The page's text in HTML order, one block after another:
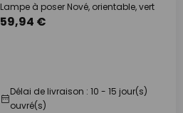
Lampe à poser Nové, orientable, vert
59,94 €
Délai de livraison : 10 - 15 jour(s)
ouvré(s)